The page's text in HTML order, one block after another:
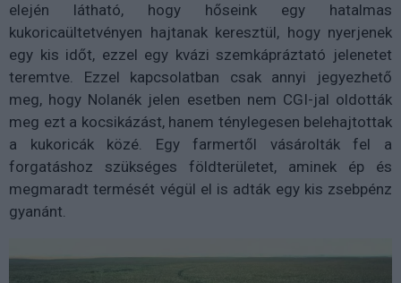
elején látható, hogy hőseink egy hatalmas
kukoricaültetvényen hajtanak keresztül, hogy nyerjenek
egy kis időt, ezzel egy kvázi szemkápráztató jelenetet
teremtve. Ezzel kapcsolatban csak annyi jegyezhető
meg, hogy Nolanék jelen esetben nem CGI-jal oldották
meg ezt a kocsikázást, hanem ténylegesen belehajtottak
a kukoricák közé. Egy farmertől vásárolták fel a
forgatáshoz szükséges földterületet, aminek ép és
megmaradt termését végül el is adták egy kis zsebpénz
gyanánt.